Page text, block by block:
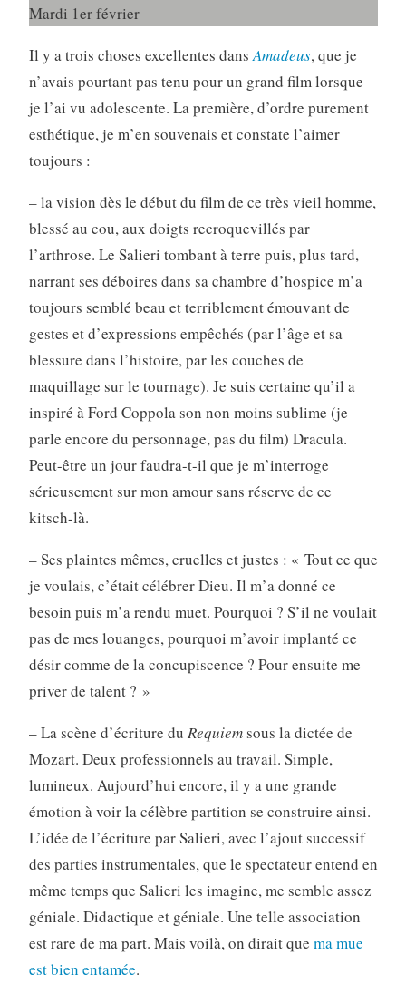
Mardi 1er février
Il y a trois choses excellentes dansAmadeus, que je
n’avais pourtant pas tenu pour un grand film lorsque
je l’ai vu adolescente. La première, d’ordre purement
esthétique, je m’en souvenais et constate l’aimer
toujours :
– la vision dès le début du film de ce très vieil homme,
blessé au cou, aux doigts recroquevillés par
l’arthrose. Le Salieri tombant à terre puis, plus tard,
narrant ses déboires dans sa chambre d’hospice m’a
toujours semblé beau et terriblement émouvant de
gestes et d’expressions empêchés (par l’âge et sa
blessure dans l’histoire, par les couches de
maquillage sur le tournage). Je suis certaine qu’il a
inspiré à Ford Coppola son non moins sublime (je
parle encore du personnage, pas du film) Dracula.
Peut-être un jour faudra-t-il que je m’interroge
sérieusement sur mon amour sans réserve de ce
kitsch-là.
– Ses plaintes mêmes, cruelles et justes : « Tout ce que
je voulais, c’était célébrer Dieu. Il m’a donné ce
besoin puis m’a rendu muet. Pourquoi ? S’il ne voulait
pas de mes louanges, pourquoi m’avoir implanté ce
désir comme de la concupiscence ? Pour ensuite me
priver de talent ? »
– La scène d’écriture du Requiemsous la dictée de
Mozart. Deux professionnels au travail. Simple,
lumineux. Aujourd’hui encore, il y a une grande
émotion à voir la célèbre partition se construire ainsi.
L’idée de l’écriture par Salieri, avec l’ajout successif
des parties instrumentales, que le spectateur entend en
même temps que Salieri les imagine, me semble assez
géniale. Didactique et géniale. Une telle association
est rare de ma part. Mais voilà, on dirait que ma mue
est bien entamée.